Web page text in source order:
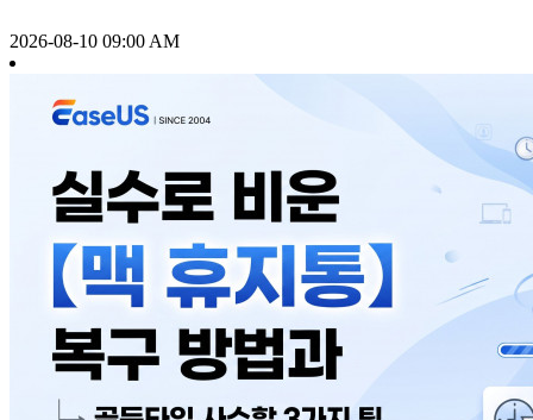
2026-08-10 09:00 AM